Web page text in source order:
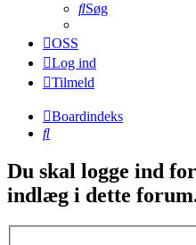
Søg
OSS
Log ind
Tilmeld
Boardindeks
Søg
Du skal logge ind
indlæg i dette